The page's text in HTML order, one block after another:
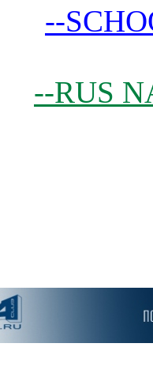
--
--RUS